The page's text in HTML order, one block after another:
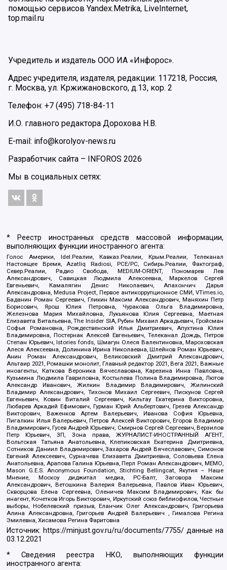
помощью сервисов Yandex.Metrika, LiveInternet,
top.mail.ru
Учредитель и издатель ООО ИА «Инфорос».
Адрес учредителя, издателя, редакции: 117218, Россия,
г. Москва, ул. Кржижановского, д.13, кор. 2
Телефон: +7 (495) 718-84-11
И.О. главного редактора Дорохова Н.В.
E-mail: info@korolyov-news.ru
Разработчик сайта – INFOROS 2026
Мы в социальных сетях:
* Реестр иностранных средств массовой информации,
выполняющих функции иностранного агента:
Голос Америки, Idel.Реалии, Кавказ.Реалии, Крым.Реалии, Телеканал
Настоящее Время, Azatliq Radiosi, PCE/PC, Сибирь.Реалии, Фактограф,
Север.Реалии, Радио Свобода, MEDIUM-ORIENT, Пономарев Лев
Александрович, Савицкая Людмила Алексеевна, Маркелов Сергей
Евгеньевич, Камалягин Денис Николаевич, Апахончич Дарья
Александровна, Medusa Project, Первое антикоррупционное СМИ, VTimes.io,
Баданин Роман Сергеевич, Гликин Максим Александрович, Маняхин Петр
Борисович, Ярош Юлия Петровна, Чуракова Ольга Владимировна,
Железнова Мария Михайловна, Лукьянова Юлия Сергеевна, Маетная
Елизавета Витальевна, The Insider SIA, Рубин Михаил Аркадьевич, Гройсман
Софья Романовна, Рождественский Илья Дмитриевич, Апухтина Юлия
Владимировна, Постернак Алексей Евгеньевич, Телеканал Дождь, Петров
Степан Юрьевич, Istories fonds, Шмагун Олеся Валентиновна, Мароховская
Алеся Алексеевна, Долинина Ирина Николаевна, Шлейнов Роман Юрьевич,
Анин Роман Александрович, Великовский Дмитрий Александрович,
Альтаир 2021, Ромашки монолит, Главный редактор 2021, Вега 2021, Важные
иноагенты, Каткова Вероника Вячеславовна, Карезина Инна Павловна,
Кузьмина Людмила Гавриловна, Костылева Полина Владимировна, Лютов
Александр Иванович, Жилкин Владимир Владимирович, Жилинский
Владимир Александрович, Тихонов Михаил Сергеевич, Пискунов Сергей
Евгеньевич, Ковин Виталий Сергеевич, Кильтау Екатерина Викторовна,
Любарев Аркадий Ефимович, Гурман Юрий Альбертович, Грезев Александр
Викторович, Важенков Артем Валерьевич, Иванова София Юрьевна,
Пигалкин Илья Валерьевич, Петров Алексей Викторович, Егоров Владимир
Владимирович, Гусев Андрей Юрьевич, Смирнов Сергей Сергеевич, Верзилов
Петр Юрьевич, ЗП, Зона права, ЖУРНАЛИСТ-ИНОСТРАННЫЙ АГЕНТ,
Вольтская Татьяна Анатольевна, Клепиковская Екатерина Дмитриевна,
Сотников Даниил Владимирович, Захаров Андрей Вячеславович, Симонов
Евгений Алексеевич, Сурначева Елизавета Дмитриевна, Соловьева Елена
Анатольевна, Арапова Галина Юрьевна, Перл Роман Александрович, МЕМО,
Mason G.E.S. Anonymous Foundation, Stichting Bellingcat, Якутия – Наше
Мнение, Москоу диджитал медиа, РС-Балт, Заговора Максим
Александрович, Ветошкина Валерия Валерьевна, Павлов Иван Юрьевич,
Скворцова Елена Сергеевна, Оленичев Максим Владимирович, Как бы
инагент, Кочетков Игорь Викторович, Иркутский союз библиофилов, Честные
выборы, Нобелевский призыв, Еланчик Олег Александрович, Григорьева
Алина Александровна, Григорьев Андрей Валерьевич , Гималова Регина
Эмилевна, Хисамова Регина Фаритовна
Источник: https://minjust.gov.ru/ru/documents/7755/ данные на
03.12.2021
* Сведения реестра НКО, выполняющих функции
иностранного агента: